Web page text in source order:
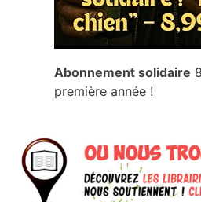
Abonnement solidaire
première année !